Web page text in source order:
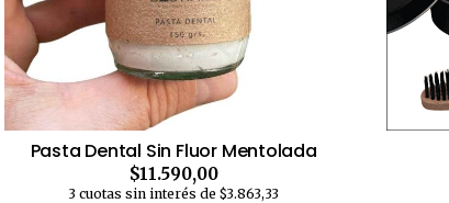
Pasta Dental Sin Fluor Mentolada
$11.590,00
3 cuotas sin interés de $3.863,33